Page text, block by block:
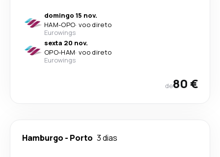
domingo 15 nov.
HAM-OPO· voo direto
Eurowings
sexta 20 nov.
OPO-HAM· voo direto
Eurowings
de80 €
Hamburgo - Porto 3 dias